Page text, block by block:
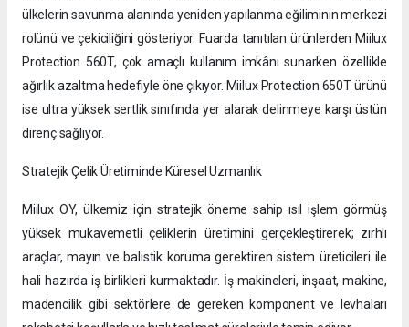
ülkelerin savunma alanında yeniden yapılanma eğiliminin merkezi
rolünü ve çekiciliğini gösteriyor. Fuarda tanıtılan ürünlerden Miilux
Protection 560T, çok amaçlı kullanım imkânı sunarken özellikle
ağırlık azaltma hedefiyle öne çıkıyor. Miilux Protection 650T ürünü
ise ultra yüksek sertlik sınıfında yer alarak delinmeye karşı üstün
direnç sağlıyor.
Stratejik Çelik Üretiminde Küresel Uzmanlık
Miilux OY, ülkemiz için stratejik öneme sahip ısıl işlem görmüş
yüksek mukavemetli çeliklerin üretimini gerçekleştirerek; zırhlı
araçlar, mayın ve balistik koruma gerektiren sistem üreticileri ile
hali hazırda iş birlikleri kurmaktadır. İş makineleri, inşaat, makine,
madencilik gibi sektörlere de gereken komponent ve levhaları